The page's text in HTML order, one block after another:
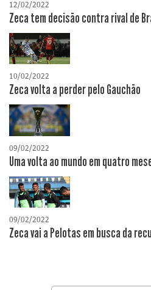
12/02/2022
Zeca tem decisão contra rival de
10/02/2022
Zeca volta a perder pelo Gauchão
09/02/2022
Uma volta ao mundo em quatro
09/02/2022
Zeca vai a Pelotas em busca da